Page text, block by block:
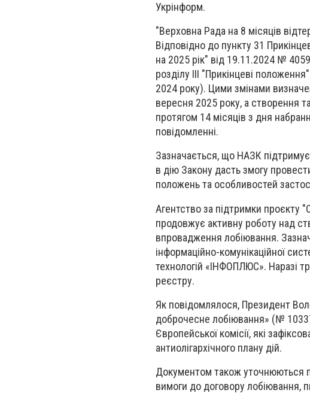
Укрінформ.
"Верховна Рада на 8 місяців
Відповідно до пункту 31
на 2025 рік" від 19.11.2024 №
розділу ІІІ "Прикінцеві
2024 року). Цими змінами
вересня 2025 року, а створення
протягом 14 місяців з дня
повідомленні.
Зазначається, що НАЗК підтримує
в дію Закону дасть змогу
положень та особливостей
Агентство за підтримки проєкту
продовжує активну роботу над
впровадження лобіювання.
інформаційно-комунікаційної
технологій «ІНФОПЛЮС». Наразі
реєстру.
Як повідомлялося, Президент
доброчесне лобіювання» (№
Європейської комісії, які
антиолігархічного плану дій.
Документом також уточнюються
вимоги до договору лобіювання,